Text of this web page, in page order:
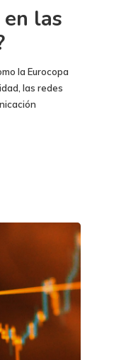
las
la Eurocopa
las redes